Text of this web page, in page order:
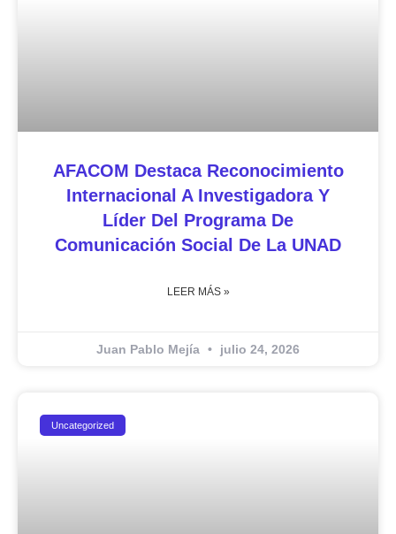
AFACOM Destaca Reconocimiento
Internacional A Investigadora Y
Líder Del Programa De
Comunicación Social De La UNAD
LEER MÁS »
Juan Pablo Mejía julio 24, 2026
Uncategorized